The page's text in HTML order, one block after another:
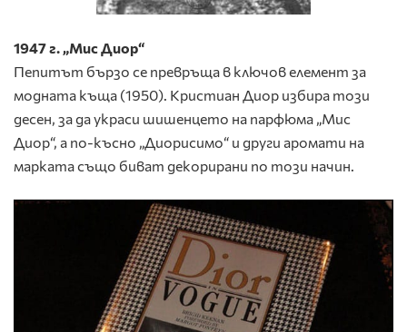
1947 г. „Мис Диор“
Пепитът бързо се превръща в ключов елемент за
модната къща (1950). Кристиан Диор избира този
десен, за да украси шишенцето на парфюма „Мис
Диор“, а по-късно „Диорисимо“ и други аромати на
марката също биват декорирани по този начин.